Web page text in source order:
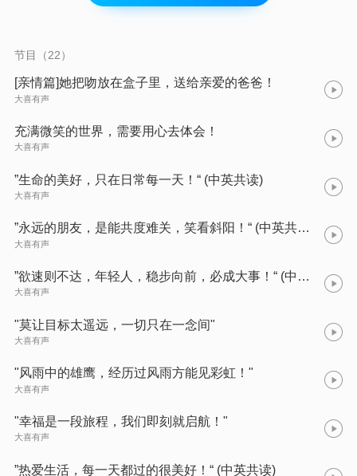
节目（22）
[亲情篇]她把吻放在盒子里，送给亲爱的爸爸！
大喜有声
充满微笑的世界，需要用心去体会！
大喜有声
”生命的美好，只在日常每一天！“ (中英共读)
大喜有声
”永远的朋友，是能共度难关，笑看斜阳！“ (中英共读)
大喜有声
”欲速则不达，年轻人，稳步向前，必成大事！“ (中英共读)
大喜有声
"莫让目标太遥远，一切只在一念间"
大喜有声
"风雨中的雄鹰，经历过风雨方能见彩虹！"
大喜有声
"幸福是一段旅程，我们即刻就启航！"
大喜有声
”热爱生活，每一天都过的很美好！“ (中英共读)